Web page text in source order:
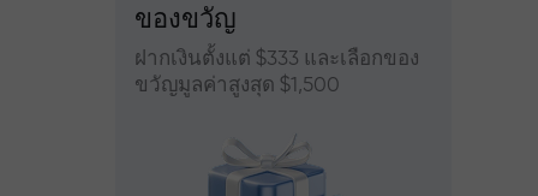
ของขวัญ
ฝากเงินตั้งแต่ $333 และเลือกของ
ขวัญมูลค่าสูงสุด $1,500